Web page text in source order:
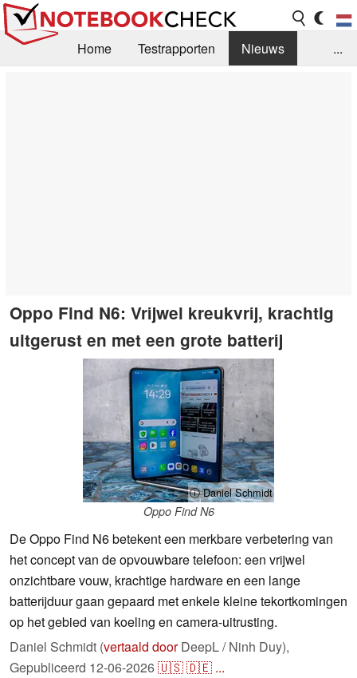
Home Testrapporten
Nieuws
...
Oppo Find N6: Vrijwel kreukvrij, krachtig
uitgerust en met een grote batterij
ⓘ Daniel Schmidt
Oppo Find N6
De Oppo Find N6 betekent een merkbare verbetering van
het concept van de opvouwbare telefoon: een vrijwel
onzichtbare vouw, krachtige hardware en een lange
batterijduur gaan gepaard met enkele kleine tekortkomingen
op het gebied van koeling en camera-uitrusting.
Daniel Schmidt (vertaald doorDeepL / Ninh Duy),
Gepubliceerd 12-06-2026🇺🇸🇩🇪 ...